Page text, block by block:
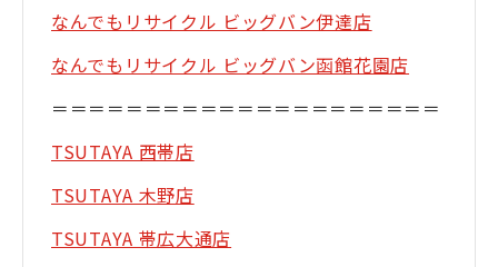
なんでもリサイクル ビッグバン伊達店
なんでもリサイクル ビッグバン函館花園店
＝＝＝＝＝＝＝＝＝＝＝＝＝＝＝＝＝＝＝＝＝
TSUTAYA 西帯店
TSUTAYA 木野店
TSUTAYA 帯広大通店